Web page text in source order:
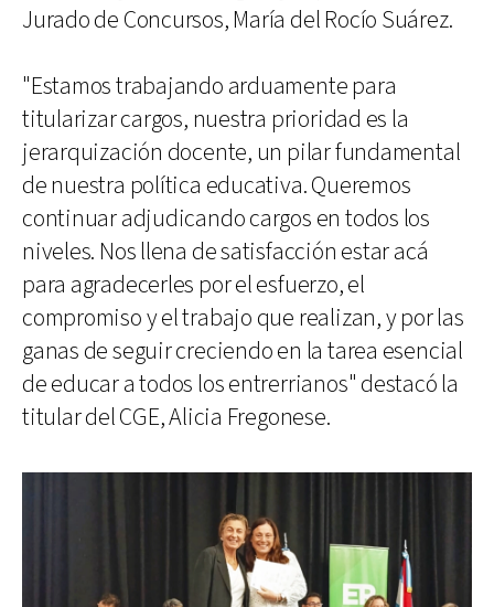
Jurado de Concursos, María del Rocío Suárez.
"Estamos trabajando arduamente para
titularizar cargos, nuestra prioridad es la
jerarquización docente, un pilar fundamental
de nuestra política educativa. Queremos
continuar adjudicando cargos en todos los
niveles. Nos llena de satisfacción estar acá
para agradecerles por el esfuerzo, el
compromiso y el trabajo que realizan, y por las
ganas de seguir creciendo en la tarea esencial
de educar a todos los entrerrianos" destacó la
titular del CGE, Alicia Fregonese.